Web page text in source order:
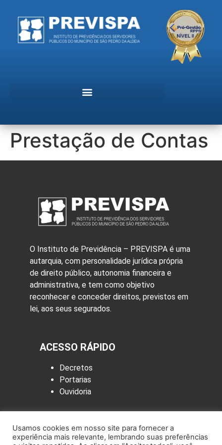
Prestação de Contas
O Instituto de Previdência – PREVISPA é uma
autarquia, com personalidade jurídica própria
de direito público, autonomia financeira e
administrativa, e tem como objetivo
reconhecer e conceder direitos, previstos em
lei, aos seus segurados.
ACESSO RÁPIDO
Decretos
Portarias
Ouvidoria
LINKS ÚTEIS
Usamos cookies em nosso site para fornecer a
experiência mais relevante, lembrando suas preferências